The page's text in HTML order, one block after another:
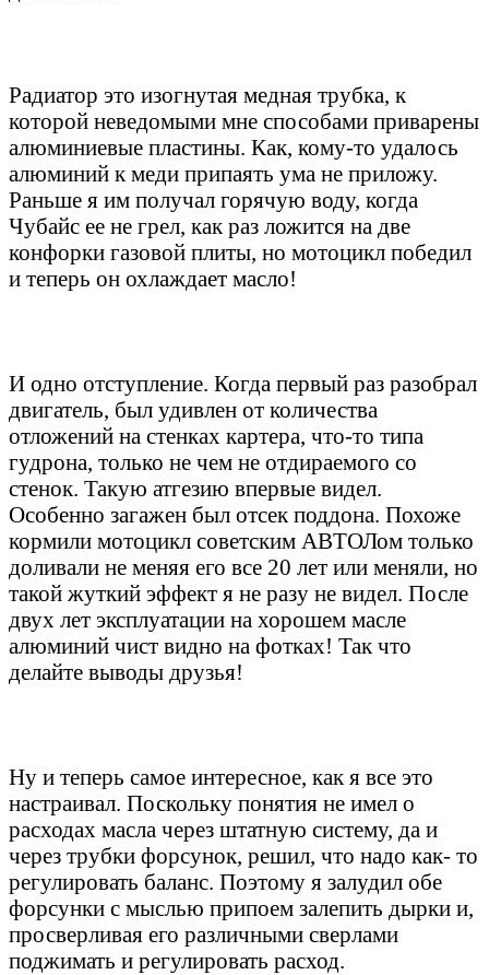
Радиатор это изогнутая медная трубка, к
которой неведомыми мне способами приварены
алюминиевые пластины. Как, кому-то удалось
алюминий к меди припаять ума не приложу.
Раньше я им получал горячую воду, когда
Чубайс ее не грел, как раз ложится на две
конфорки газовой плиты, но мотоцикл победил
и теперь он охлаждает масло!
И одно отступление. Когда первый раз разобрал
двигатель, был удивлен от количества
отложений на стенках картера, что-то типа
гудрона, только не чем не отдираемого со
стенок. Такую атгезию впервые видел.
Особенно загажен был отсек поддона. Похоже
кормили мотоцикл советским АВТОЛом только
доливали не меняя его все 20 лет или меняли, но
такой жуткий эффект я не разу не видел. После
двух лет эксплуатации на хорошем масле
алюминий чист видно на фотках! Так что
делайте выводы друзья!
Ну и теперь самое интересное, как я все это
настраивал. Поскольку понятия не имел о
расходах масла через штатную систему, да и
через трубки форсунок, решил, что надо как- то
регулировать баланс. Поэтому я залудил обе
форсунки с мыслью припоем залепить дырки и,
просверливая его различными сверлами
поджимать и регулировать расход.